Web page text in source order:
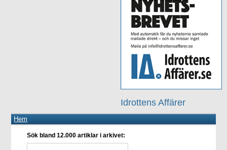
Idrottens Affärer
Hem
Sök bland 12.000 artiklar i arkivet: